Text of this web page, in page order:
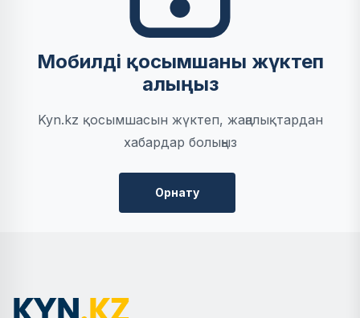
Мобилді қосымшаны жүктеп
алыңыз
Kyn.kz қосымшасын жүктеп, жаңалықтардан
хабардар болыңыз
Орнату